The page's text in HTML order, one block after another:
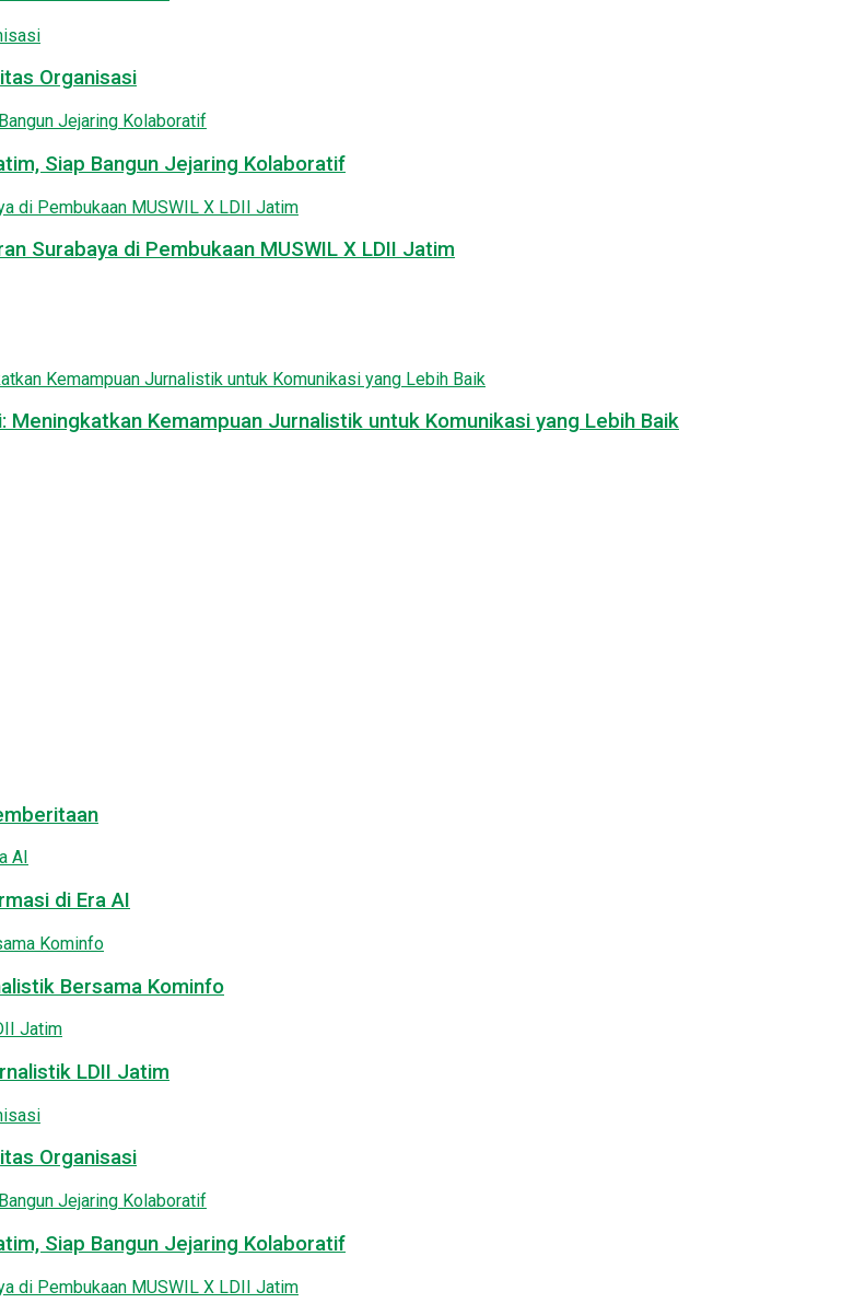
Organisasi
Siap Bangun Jejaring Kolaboratif
Surabaya di Pembukaan MUSWIL X LDII Jatim
Kemampuan Jurnalistik untuk Komunikasi yang Lebih Baik
di Era AI
Bersama Kominfo
LDII Jatim
Organisasi
Siap Bangun Jejaring Kolaboratif